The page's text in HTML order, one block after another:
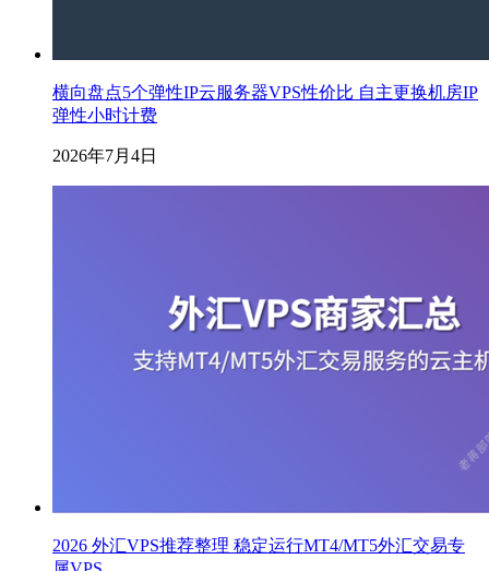
横向盘点5个弹性IP云服务器VPS性价比 自主更换机房IP
弹性小时计费
2026年7月4日
2026 外汇VPS推荐整理 稳定运行MT4/MT5外汇交易专